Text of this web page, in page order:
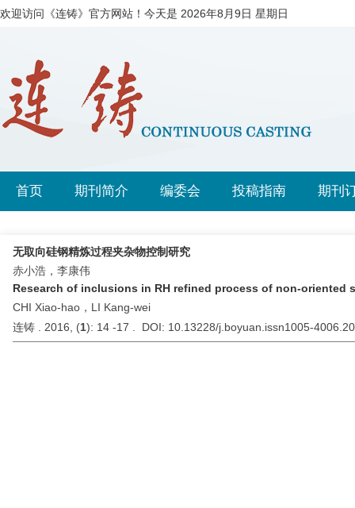
欢迎访问《连铸》官方网站！今天是 2026年8月9日 星期日
首页 期刊简介 编委会 投稿指南 期刊
无取向硅钢精炼过程夹杂物控制研究
赤小浩，李康伟
Research of inclusions in RH refined process of non-oriented
CHI Xiao-hao，LI Kang-wei
连铸 . 2016, (1): 14 -17 . DOI: 10.13228/j.boyuan.issn1005-